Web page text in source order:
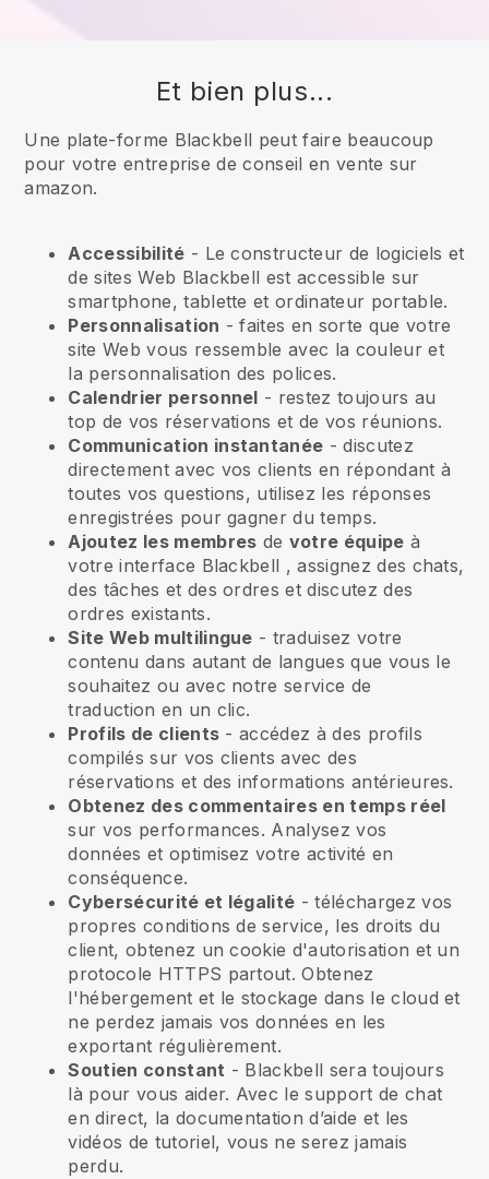
Et bien plus...
Une plate-forme Blackbell peut faire beaucoup
pour votre entreprise de conseil en vente sur
amazon.
Accessibilité - Le constructeur de logiciels et
de sites Web Blackbell est accessible sur
smartphone, tablette et ordinateur portable.
Personnalisation - faites en sorte que votre
site Web vous ressemble avec la couleur et
la personnalisation des polices.
Calendrier personnel - restez toujours au
top de vos réservations et de vos réunions.
Communication instantanée - discutez
directement avec vos clients en répondant à
toutes vos questions, utilisez les réponses
enregistrées pour gagner du temps.
Ajoutez les membres de votre équipe à
votre interface Blackbell , assignez des chats,
des tâches et des ordres et discutez des
ordres existants.
Site Web multilingue - traduisez votre
contenu dans autant de langues que vous le
souhaitez ou avec notre service de
traduction en un clic.
Profils de clients - accédez à des profils
compilés sur vos clients avec des
réservations et des informations antérieures.
Obtenez des commentaires en temps réel
sur vos performances. Analysez vos
données et optimisez votre activité en
conséquence.
Cybersécurité et légalité - téléchargez vos
propres conditions de service, les droits du
client, obtenez un cookie d'autorisation et un
protocole HTTPS partout. Obtenez
l'hébergement et le stockage dans le cloud et
ne perdez jamais vos données en les
exportant régulièrement.
Soutien constant - Blackbell sera toujours
là pour vous aider. Avec le support de chat
en direct, la documentation d’aide et les
vidéos de tutoriel, vous ne serez jamais
perdu.